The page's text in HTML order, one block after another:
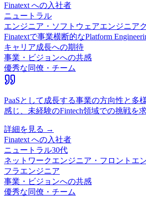
Finatext への入社者
ニュートラル
エンジニア・ソフトウェアエンジニア
Finatextで事業横断的なPlatform
キャリア成長への期待
事業・ビジョンへの共感
優秀な同僚・チーム
PaaSとして成長する事業の方向性と多
感じ、未経験のFintech領域での挑戦を
詳細を見る →
Finatext への入社者
ニュートラル30代
ネットワークエンジニア・フロントエ
フラエンジニア
事業・ビジョンへの共感
優秀な同僚・チーム